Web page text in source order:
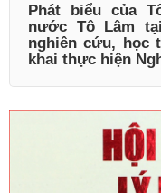
Phát biểu của
nước Tô Lâm
nghiên cứu, học
khai thực hiện